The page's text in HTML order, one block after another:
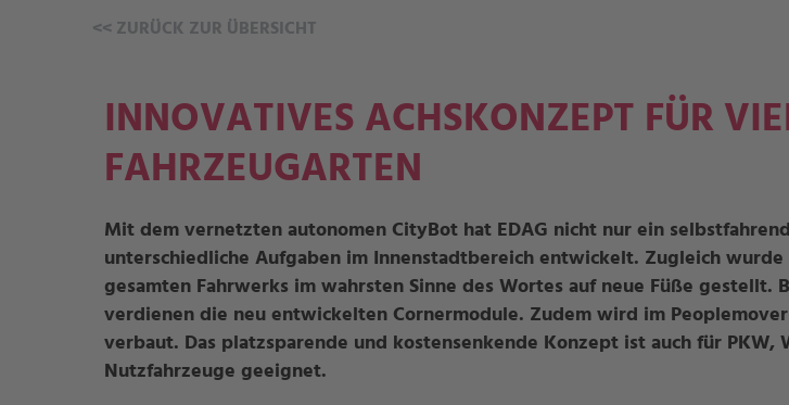
<< ZURÜCK ZUR ÜBERSICHT
INNOVATIVES ACHSKONZEPT FÜR
FAHRZEUGARTEN
Mit dem vernetzten autonomen CityBot hat EDAG nicht nur ein
unterschiedliche Aufgaben im Innenstadtbereich entwickelt. Zugleich wurde
gesamten Fahrwerks im wahrsten Sinne des Wortes auf neue Füße gestellt.
verdienen die neu entwickelten Cornermodule. Zudem wird im
verbaut. Das platzsparende und kostensenkende Konzept ist auch für PKW,
Nutzfahrzeuge geeignet.